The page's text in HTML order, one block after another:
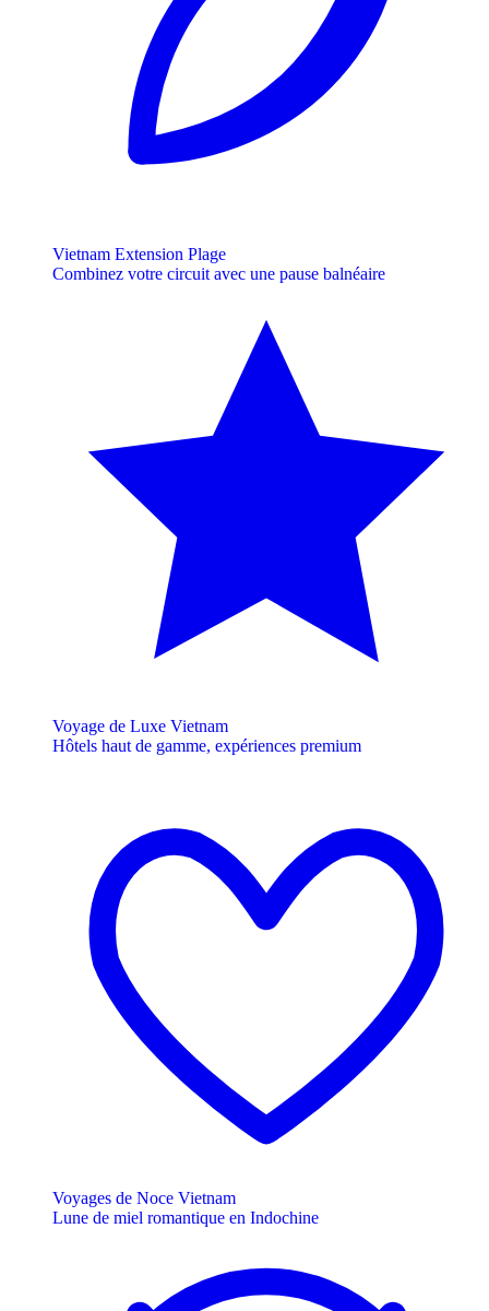
Vietnam Extension Plage
Combinez votre circuit avec une pause balnéaire
Voyage de Luxe Vietnam
Hôtels haut de gamme, expériences premium
Voyages de Noce Vietnam
Lune de miel romantique en Indochine